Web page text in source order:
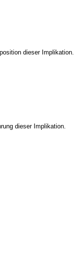
dieser Implikation.
dieser Implikation.